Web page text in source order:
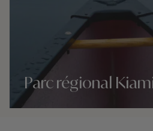
Parc régional